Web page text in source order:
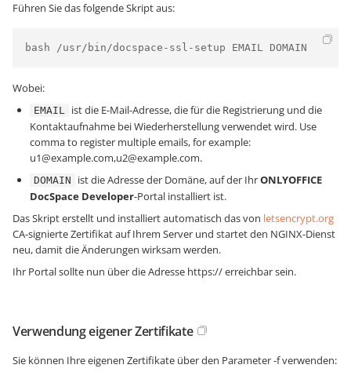
Führen Sie das folgende Skript aus:
bash /usr/bin/docspace-ssl-setup EMAIL DOMAIN
Wobei:
EMAIL ist die E-Mail-Adresse, die für die Registrierung und die
Kontaktaufnahme bei Wiederherstellung verwendet wird. Use
comma to register multiple emails, for example:
u1@example.com,u2@example.com.
DOMAIN ist die Adresse der Domäne, auf der IhrONLYOFFICE
DocSpace Developer-Portal installiert ist.
Das Skript erstellt und installiert automatisch das von letsencrypt.org
CA-signierte Zertifikat auf Ihrem Server und startet den NGINX-Dienst
neu, damit die Änderungen wirksam werden.
Ihr Portal sollte nun über die Adresse https://erreichbar sein.
Verwendung eigener Zertifikate
Sie können Ihre eigenen Zertifikate über den Parameter -f verwenden: